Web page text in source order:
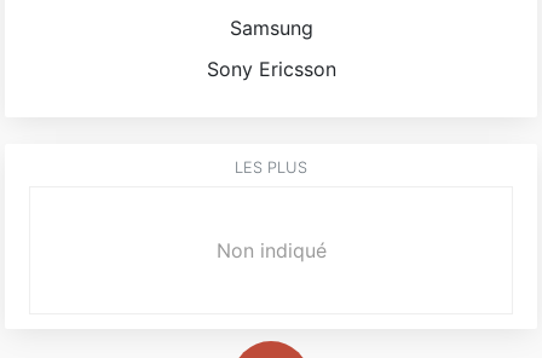
Samsung
Sony Ericsson
LES PLUS
Non indiqué